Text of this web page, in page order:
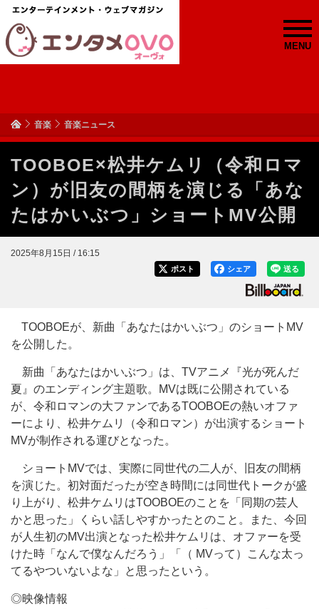
MENU
音楽 音楽ニュース
TOOBOE×松井ケムリ（令和ロマ
ン）が旧友の間柄を演じる「あな
たはかいぶつ」ショートMV公開
2025年8月15日 / 16:15
送る
シェア
ポスト
TOOBOEが、新曲「あなたはかいぶつ」のショートMV
を公開した。
新曲「あなたはかいぶつ」は、TVアニメ『光が死んだ
夏』のエンディング主題歌。MVは既に公開されている
が、令和ロマンの大ファンであるTOOBOEの熱いオファ
ーにより、松井ケムリ（令和ロマン）が出演するショート
MVが制作される運びとなった。
ショートMVでは、実際に同世代の二人が、旧友の間柄
を演じた。初対面だったが空き時間には同世代トークが盛
り上がり、松井ケムリはTOOBOEのことを「同期の芸人
かと思った」くらい話しやすかったとのこと。また、今回
が人生初のMV出演となった松井ケムリは、オファーを受
けた時「なんで僕なんだろう」「（ MVって）こんな太っ
てるやついないよな」と思ったという。
◎映像情報